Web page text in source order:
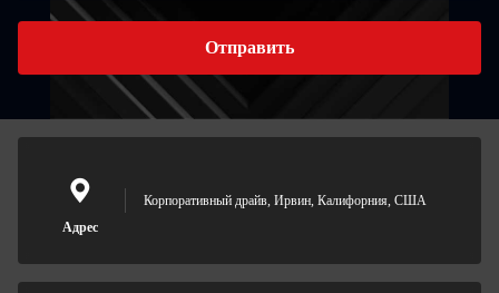
Отправить
Адрес
Корпоративный драйв, Ирвин, Калифорния, США